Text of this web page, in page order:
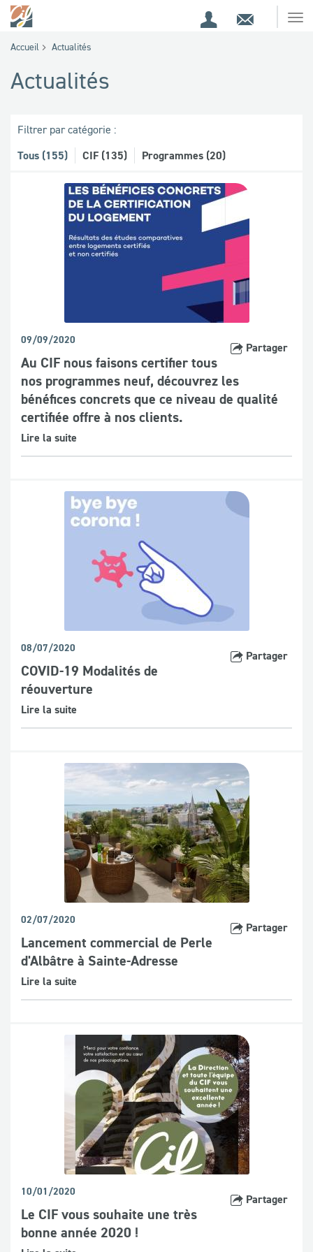
EspaceContact
Accueil Actualités
Actualités
Filtrer par catégorie :
Tous (155) CIF (135) Programmes (20)
Partager
09/09/2020
Au CIF nous faisons certifier tous
nos programmes neuf, découvrez les
bénéfices concrets que ce niveau de qualité
certifiée offre à nos clients.
Lire la suite
Partager
08/07/2020
COVID-19 Modalités de
réouverture
Lire la suite
Partager
02/07/2020
Lancement commercial de Perle
d'Albâtre à Sainte-Adresse
Lire la suite
Partager
10/01/2020
Le CIF vous souhaite une très
bonne année 2020 !